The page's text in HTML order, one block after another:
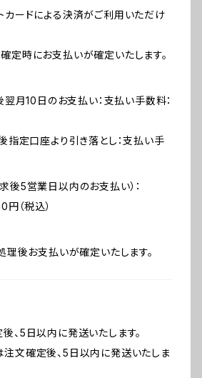
カードによる決済がご利用いただけ
定時にお支払いが確定いたします。
翌月10日のお支払い：支払い手数料：
指定口座より引き落とし：支払い手
後5営業日以内のお支払い）：
（税込）
理後お支払いが確定いたします。
、5日以内に発送いたします。
文確定後、5日以内に発送いたしま